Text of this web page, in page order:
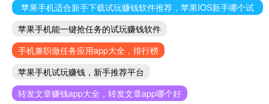
苹果手机适合新手下载试玩赚钱软件推荐，苹果IOS新手哪个试
玩赚钱软件好
苹果手机能一键抢任务的试玩赚钱软件
手机兼职做任务应用app大全，排行榜
苹果手机试玩赚钱，新手推荐平台
转发文章赚钱app大全，转发文章app哪个好